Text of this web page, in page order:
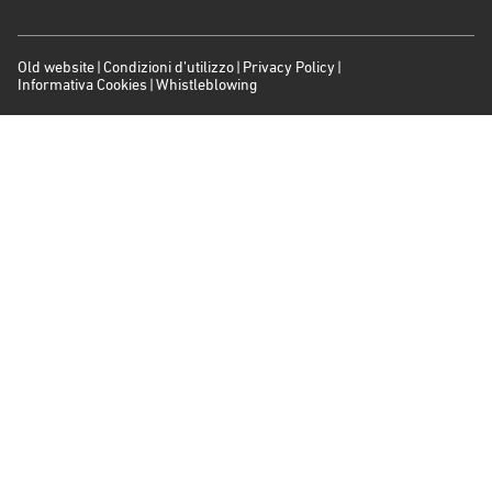
Old website Condizioni d’utilizzo Privacy Policy
Informativa Cookies Whistleblowing